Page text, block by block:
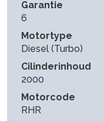
Garantie
6
Motortype
Diesel (Turbo)
Cilinderinhoud
2000
Motorcode
RHR